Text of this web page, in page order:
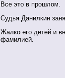
Все это в прошлом.
Судья Данилкин
Жалко его детей и
фамилией.